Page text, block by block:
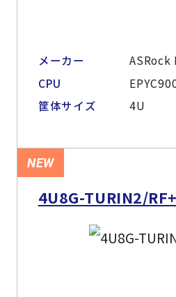
メーカー
ASRock
CPU
筐体サイズ
4U
NEW
4U8G-TURIN2/RF+